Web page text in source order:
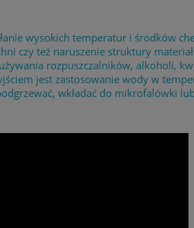
wysokich temperatur i środków
czy też naruszenie struktury
rozpuszczalników, alkoholi,
jest zastosowanie wody w
wkładać do mikrofalówki